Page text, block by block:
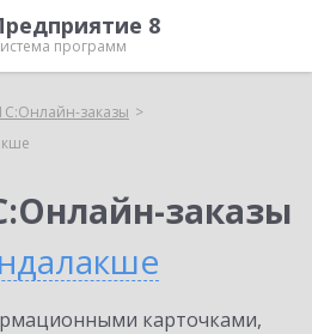
8
программ
заказы
заказы
карточками,